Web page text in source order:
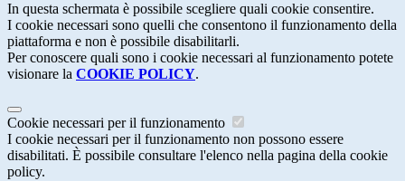
In questa schermata è possibile scegliere quali cookie consentire.
I cookie necessari sono quelli che consentono il funzionamento della
piattaforma e non è possibile disabilitarli.
Per conoscere quali sono i cookie necessari al funzionamento potete
visionare la COOKIE POLICY.
Cookie necessari per il funzionamento
I cookie necessari per il funzionamento non possono essere
disabilitati. È possibile consultare l'elenco nella pagina della cookie
policy.